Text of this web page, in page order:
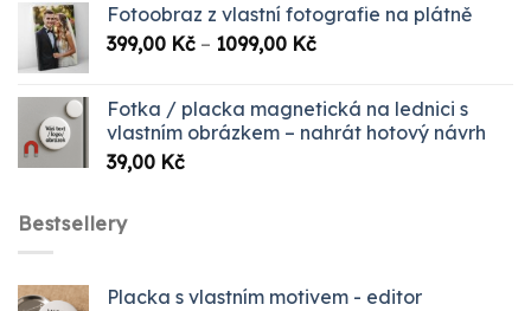
Fotoobraz z vlastní fotografie na plátně
399,00 Kč – 1099,00 KčRozpětí
až
1099,00 Kč
Fotka / placka magnetická na lednici s
vlastním obrázkem – nahrát hotový návrh
39,00 Kč
Bestsellery
Placka s vlastním motivem - editor